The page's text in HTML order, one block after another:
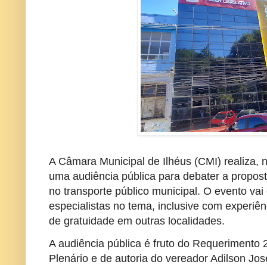
A Câmara Municipal de Ilhéus (CMI) realiza,
uma audiência pública para debater a
no transporte público municipal. O evento
especialistas no tema, inclusive com
de gratuidade em outras localidades.
A audiência pública é fruto do Requerimento
Plenário e de autoria do vereador Adilson